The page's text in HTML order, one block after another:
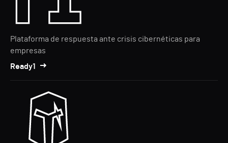
Plataforma de respuesta ante crisis cibernéticas para
empresas
Ready1